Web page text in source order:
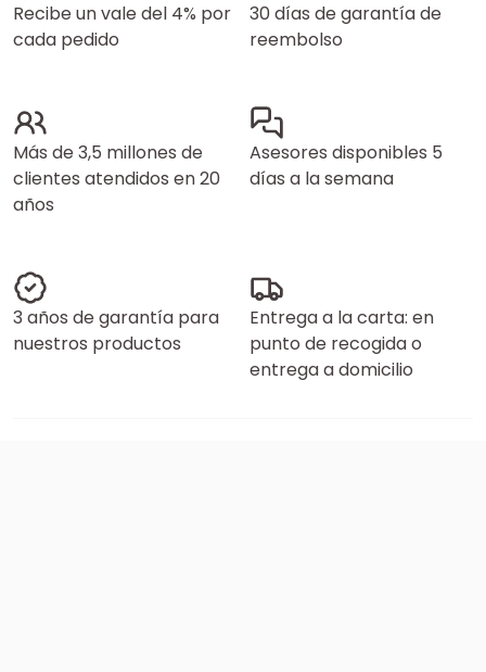
Recibe un vale del 4% por
cada pedido
30 días de garantía de
reembolso
Más de 3,5 millones de
clientes atendidos en 20
años
Asesores disponibles 5
días a la semana
3 años de garantía para
nuestros productos
Entrega a la carta: en
punto de recogida o
entrega a domicilio